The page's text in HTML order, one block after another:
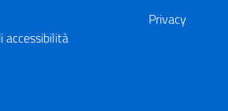
accessibilità
Privacy